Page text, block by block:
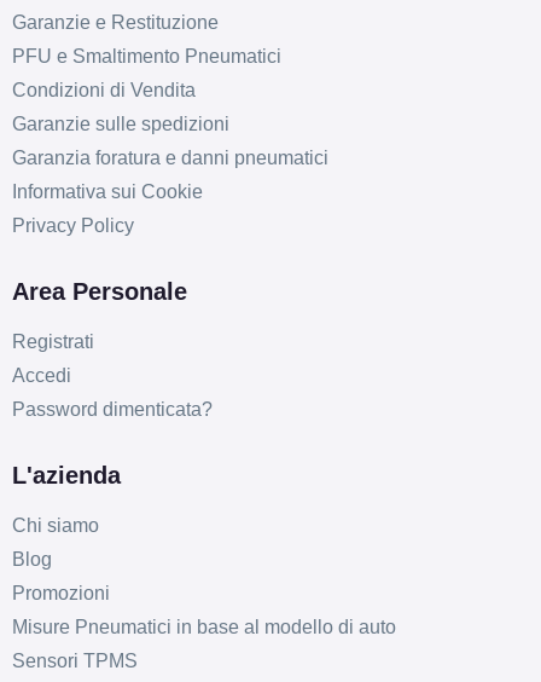
Garanzie e Restituzione
PFU e Smaltimento Pneumatici
Condizioni di Vendita
Garanzie sulle spedizioni
Garanzia foratura e danni pneumatici
Informativa sui Cookie
Privacy Policy
Area Personale
Registrati
Accedi
Password dimenticata?
L'azienda
Chi siamo
Blog
Promozioni
Misure Pneumatici in base al modello di auto
Sensori TPMS